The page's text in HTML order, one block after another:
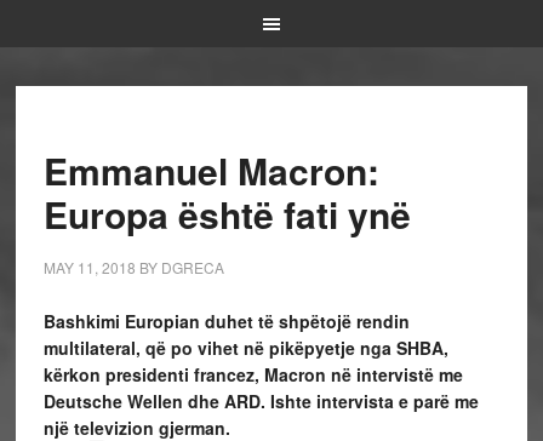
Emmanuel Macron:
Europa është fati ynë
MAY 11, 2018 BY DGRECA
Bashkimi Europian duhet të shpëtojë rendin
multilateral, që po vihet në pikëpyetje nga SHBA,
kërkon presidenti francez, Macron në intervistë me
Deutsche Wellen dhe ARD. Ishte intervista e parë me
një televizion gjerman.